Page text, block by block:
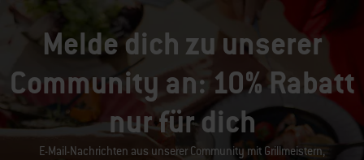
Melde dich zu unserer
Community an: 10% Rabatt
nur für dich
E-Mail-Nachrichten aus unserer Community mit Grillmeistern,